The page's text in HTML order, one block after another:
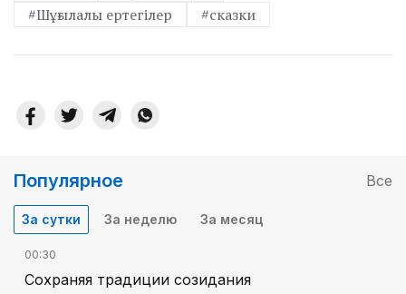
#Шұғылалы ертегілер
#сказки
Популярное Все
За сутки За неделю За месяц
00:30
Сохраняя традиции созидания